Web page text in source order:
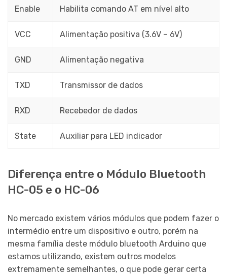
Enable Habilita comando AT em nível alto
VCC Alimentação positiva (3.6V – 6V)
GND Alimentação negativa
TXD Transmissor de dados
RXD Recebedor de dados
State Auxiliar para LED indicador
Diferença entre o Módulo Bluetooth
HC-05 e o HC-06
No mercado existem vários módulos que podem fazer o
intermédio entre um dispositivo e outro, porém na
mesma família deste módulo bluetooth Arduino que
estamos utilizando, existem outros modelos
extremamente semelhantes, o que pode gerar certa